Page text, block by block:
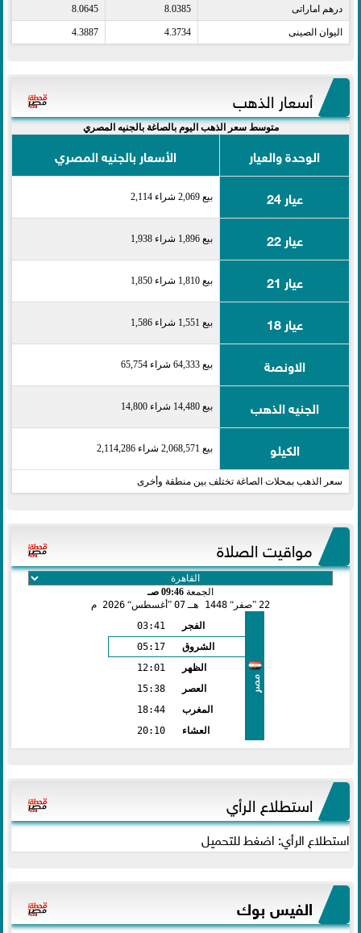
درهم اماراتى​ 8.0385
8.0645
اليوان الصينى​ 4.3734
4.3887
أسعار الذهب
متوسط سعر الذهب اليوم بالصاغة بالجنيه المصري
الوحدة والعيار
الأسعار بالجنيه المصري
عيار 24
بيع 2,069 شراء 2,114
عيار 22 بيع 1,896 شراء 1,938
عيار 21 بيع 1,810 شراء 1,850
عيار 18 بيع 1,551 شراء 1,586
الاونصة بيع 64,333 شراء 65,754
الجنيه الذهب بيع 14,480 شراء 14,800
الكيلو بيع 2,068,571 شراء 2,114,286
سعر الذهب بمحلات الصاغة تختلف بين منطقة وأخرى
مواقيت الصلاة
الجمعة 09:46 صـ
22 صفر 1448 هـ 07 أغسطس 2026 م
مصر
الفجر
03:41
الشروق
05:17
الظهر
12:01
العصر
15:38
المغرب
18:44
العشاء
20:10
استطلاع الرأي
استطلاع الرأي: اضغط للتحميل
الفيس بوك